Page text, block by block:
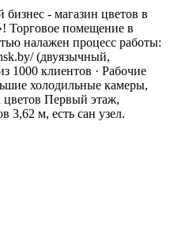
- магазин цветов в
помещение в
налажен процесс работы:
(двуязычный,
1000 клиентов · Рабочие
холодильные камеры,
цветов Первый этаж,
3,62 м, есть сан узел.